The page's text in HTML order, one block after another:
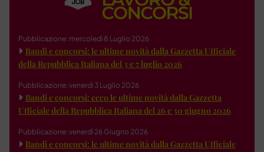
Pubblicazione: mercoledì 8 Luglio 2026
Bandi e concorsi: le ultime novità dalla Gazzetta Ufficiale
della Repubblica Italiana del 3 e 7 luglio 2026
Pubblicazione: venerdì 3 Luglio 2026
Bandi e concorsi: ecco le ultime novità dalla Gazzetta
Ufficiale della Repubblica Italiana del 26 e 30 giugno 2026
Pubblicazione: venerdì 26 Giugno 2026
Bandi e concorsi: le ultime novità dalla Gazzetta Ufficiale